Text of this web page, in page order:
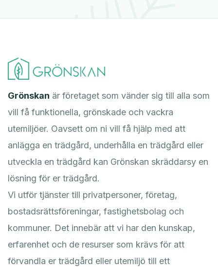
Grönskan är företaget som vänder sig till alla som
vill få funktionella, grönskade och vackra
utemiljöer. Oavsett om ni vill få hjälp med att
anlägga en trädgård, underhålla en trädgård eller
utveckla en trädgård kan Grönskan skräddarsy en
lösning för er trädgård.
Vi utför tjänster till privatpersoner, företag,
bostadsrättsföreningar, fastighetsbolag och
kommuner. Det innebär att vi har den kunskap,
erfarenhet och de resurser som krävs för att
förvandla er trädgård eller utemiljö till ett